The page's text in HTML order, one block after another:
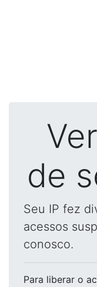
de
Seu IP fez
acessos
conosco.
Para liberar o